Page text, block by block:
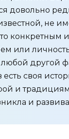
довольно
не
конкретным
или
любой другой
своя
и
и